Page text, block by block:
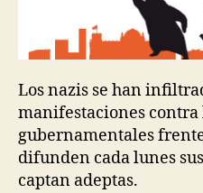
Los nazis se han
manifestaciones contra
gubernamentales
difunden cada lunes
captan adeptas.